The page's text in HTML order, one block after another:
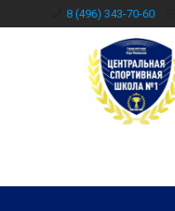
8 (496) 343-70-60